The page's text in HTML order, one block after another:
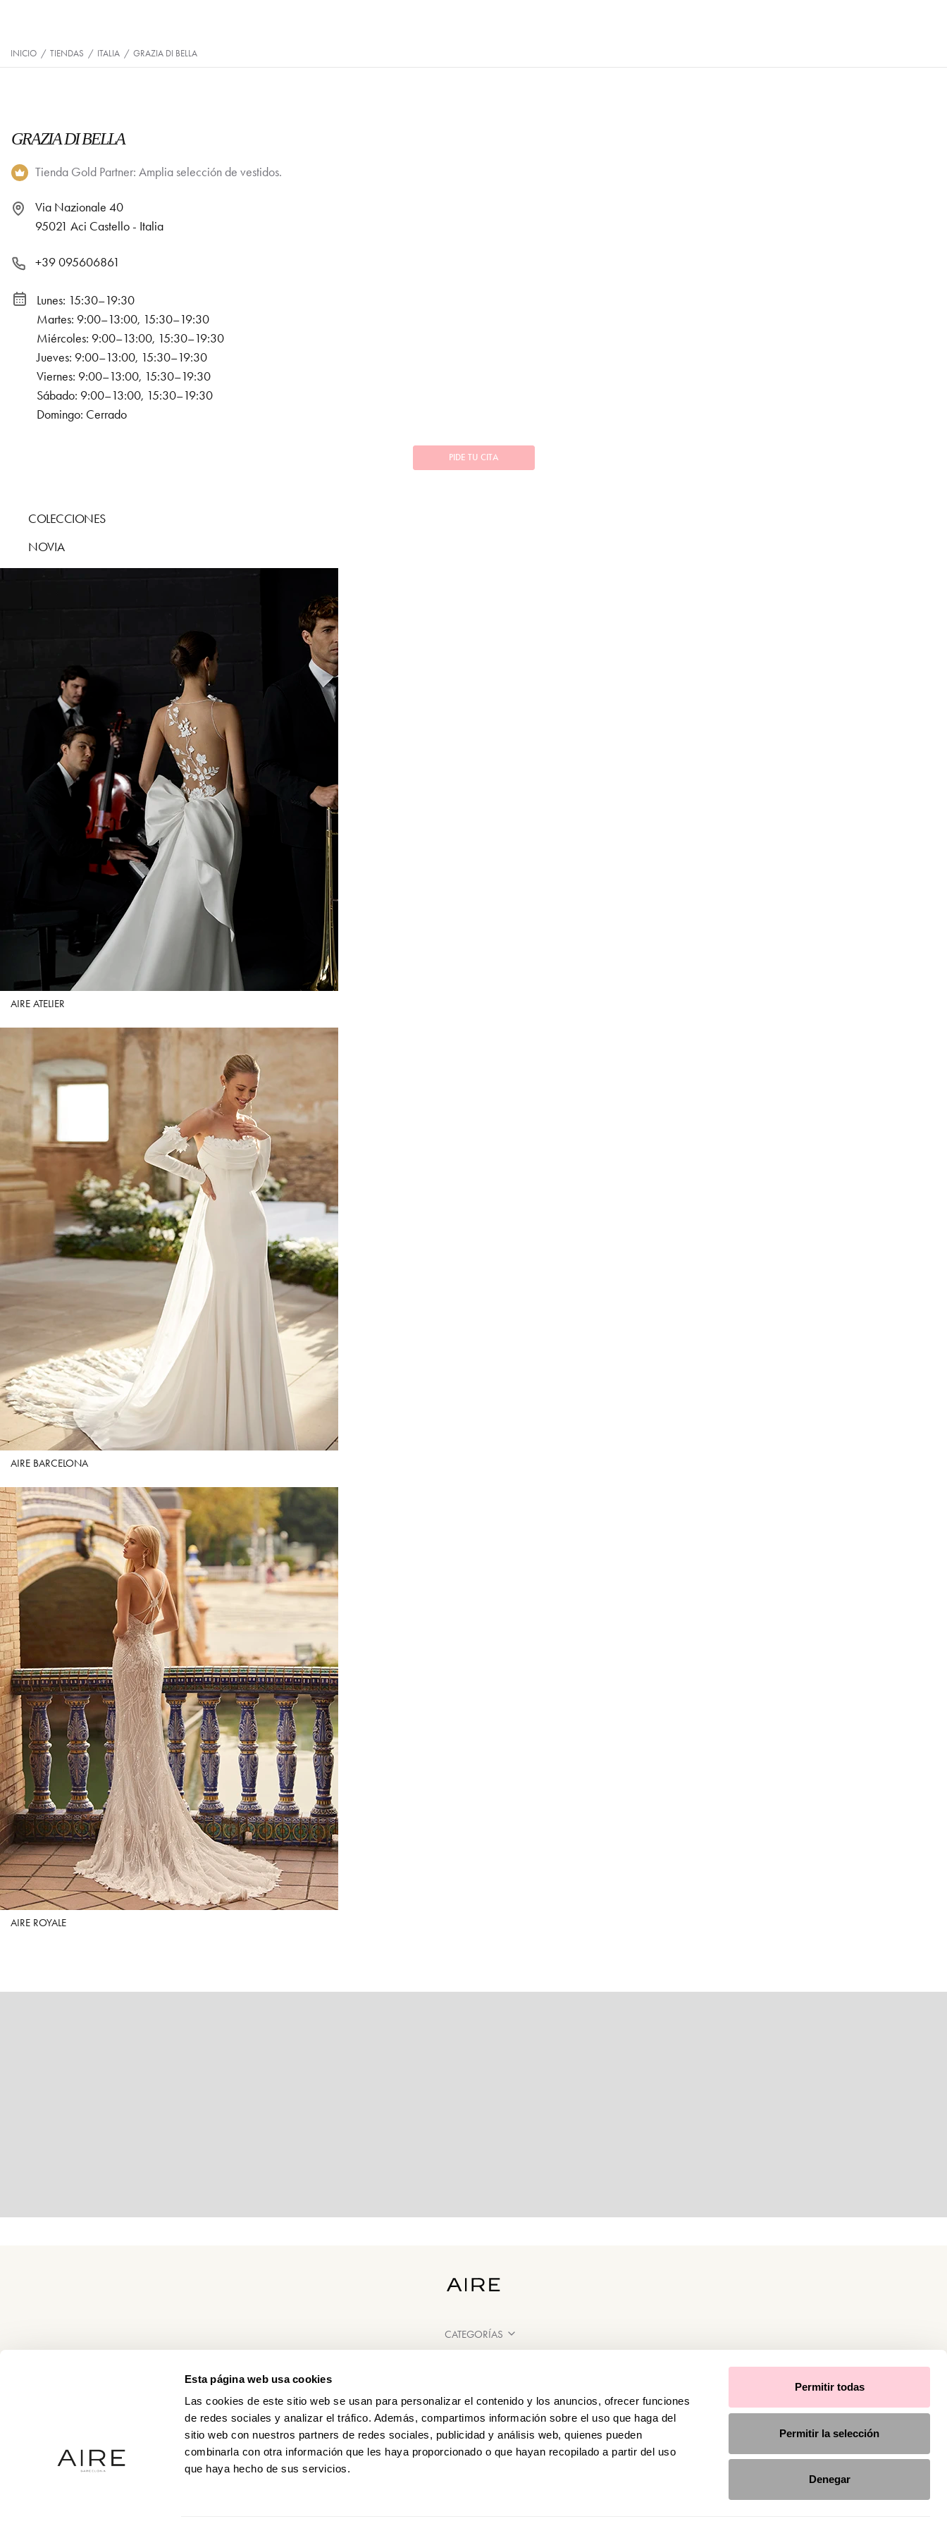
Esta página web usa cookies
Las cookies de este sitio web se usan para personalizar el contenido y los anuncios, ofrecer funciones
de redes sociales y analizar el tráfico. Además, compartimos información sobre el uso que haga del
sitio web con nuestros partners de redes sociales, publicidad y análisis web, quienes pueden
combinarla con otra información que les haya proporcionado o que hayan recopilado a partir del uso
que haya hecho de sus servicios.
Permitir todas
Permitir la selección
Denegar
INICIO / TIENDAS / ITALIA / GRAZIA DI BELLA
GRAZIA DI BELLA
Tienda Gold Partner: Amplia selección de vestidos.
Via Nazionale 40
95021 Aci Castello - Italia
+39 095606861
Lunes: 15:30–19:30
Martes: 9:00–13:00, 15:30–19:30
Miércoles: 9:00–13:00, 15:30–19:30
Jueves: 9:00–13:00, 15:30–19:30
Viernes: 9:00–13:00, 15:30–19:30
Sábado: 9:00–13:00, 15:30–19:30
Domingo: Cerrado
PIDE TU CITA
COLECCIONES
NOVIA
AIRE ATELIER
AIRE BARCELONA
AIRE ROYALE
CATEGORÍAS
PUNTOS DE VENTA